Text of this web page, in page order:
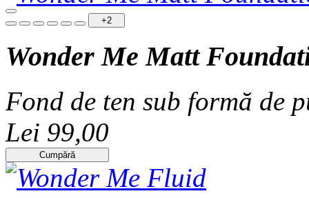
+2
Wonder Me Matt
Fond de ten sub formă de
Lei 99,00
Cumpără